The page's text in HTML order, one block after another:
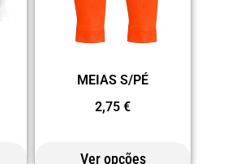
MEIAS S/PÉ
2,75€
Ver opções